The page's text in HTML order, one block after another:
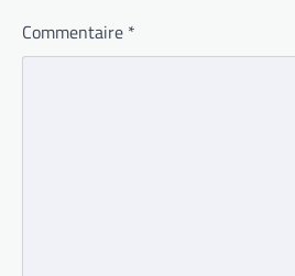
Commentaire *